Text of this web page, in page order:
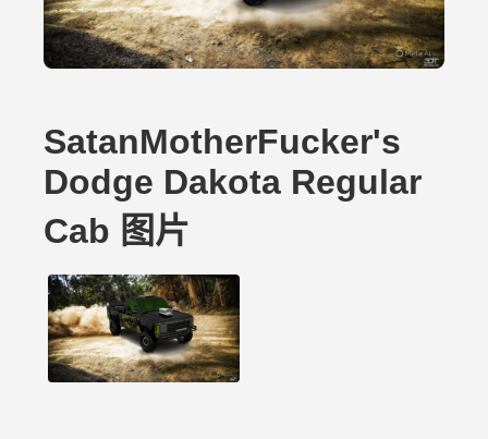
SatanMotherFucker's
Dodge Dakota Regular
Cab 图片